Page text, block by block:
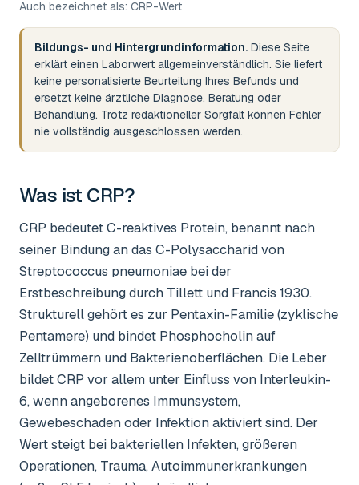
Auch bezeichnet als: CRP-Wert
Bildungs- und Hintergrundinformation. Diese Seite
erklärt einen Laborwert allgemeinverständlich. Sie liefert
keine personalisierte Beurteilung Ihres Befunds und
ersetzt keine ärztliche Diagnose, Beratung oder
Behandlung. Trotz redaktioneller Sorgfalt können Fehler
nie vollständig ausgeschlossen werden.
Was ist CRP?
CRP bedeutet C-reaktives Protein, benannt nach
seiner Bindung an das C-Polysaccharid von
Streptococcus pneumoniae bei der
Erstbeschreibung durch Tillett und Francis 1930.
Strukturell gehört es zur Pentaxin-Familie (zyklische
Pentamere) und bindet Phosphocholin auf
Zelltrümmern und Bakterienoberflächen. Die Leber
bildet CRP vor allem unter Einfluss von Interleukin-
6, wenn angeborenes Immunsystem,
Gewebeschaden oder Infektion aktiviert sind. Der
Wert steigt bei bakteriellen Infekten, größeren
Operationen, Trauma, Autoimmunerkrankungen